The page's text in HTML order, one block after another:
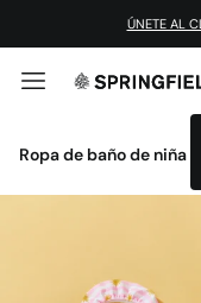
Ropa de baño de niña